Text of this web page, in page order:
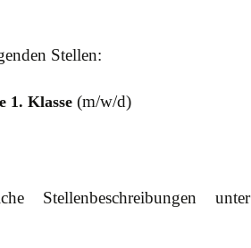
Stellen:
1. Klasse (m/w/d)
Stellenbeschreibungen unter